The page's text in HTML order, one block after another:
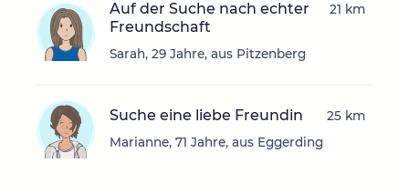
Auf der Suche nach echter
Freundschaft
Sarah, 29 Jahre, aus Pitzenberg
21 km
Suche eine liebe Freundin
Marianne, 71 Jahre, aus Eggerding
25 km